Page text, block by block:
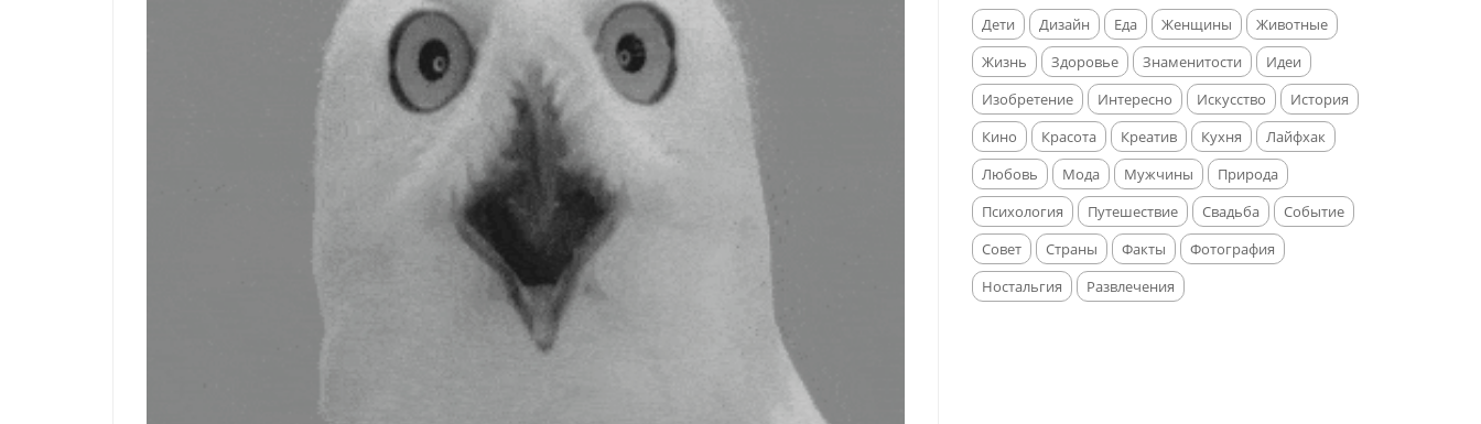
Дети Дизайн Еда Женщины
Животные
Жизнь
Здоровье Знаменитости
Идеи
Изобретение
Интересно Искусство
История
Кино
Красота Креатив Кухня
Лайфхак
Любовь
Мода Мужчины
Природа
Психология
Путешествие Свадьба
Событие
Совет
Страны Факты
Фотография
Ностальгия
Развлечения